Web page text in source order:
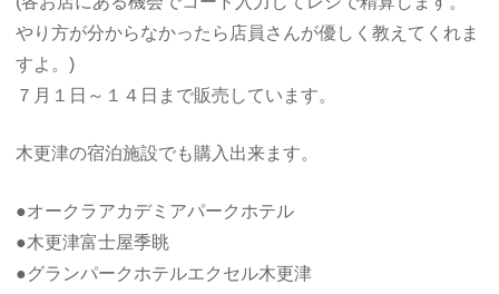
やり方が分からなかったら店員さんが優しく教えてくれま
すよ。)
７月１日～１４日まで販売しています。
木更津の宿泊施設でも購入出来ます。
●オークラアカデミアパークホテル
●木更津富士屋季眺
●グランパークホテルエクセル木更津